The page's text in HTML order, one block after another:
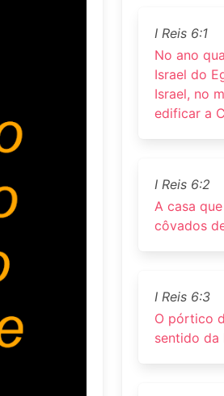
I Reis 6:1
No ano
Israel do
Israel, no
edificar a
I Reis 6:2
A casa
côvados
I Reis 6:3
O pórtico
sentido da